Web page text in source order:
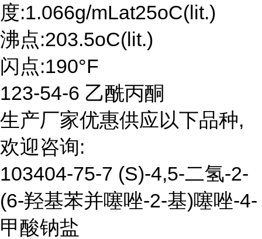
度:1.066g/mLat25oC(lit.)
沸点:203.5oC(lit.)
闪点:190°F
123-54-6 乙酰丙酮
生产厂家优惠供应以下品种,
欢迎咨询:
103404-75-7 (S)-4,5-二氢-2-
(6-羟基苯并噻唑-2-基)噻唑-4-
甲酸钠盐